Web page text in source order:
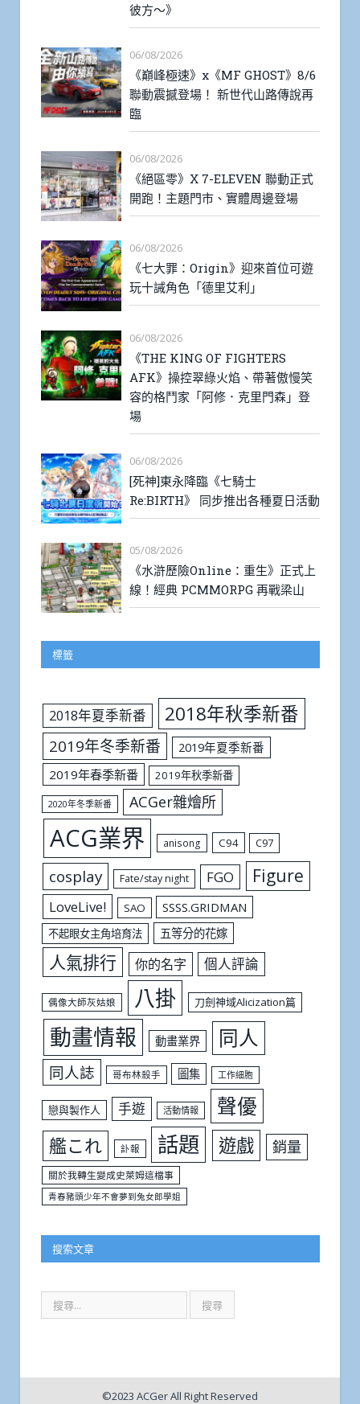
彼方～》
06/08/2026
《巔峰極速》x《MF GHOST》8/6
聯動震撼登場！ 新世代山路傳說再
臨
06/08/2026
《絕區零》X 7-ELEVEN 聯動正式
開跑！主題門市、實體周邊登場
06/08/2026
《七大罪：Origin》迎來首位可遊
玩十誡角色「德里艾利」
06/08/2026
《THE KING OF FIGHTERS
AFK》操控翠綠火焰、帶著傲慢笑
容的格鬥家「阿修．克里門森」登
場
06/08/2026
[死神]東永降臨《七騎士
Re:BIRTH》 同步推出各種夏日活動
05/08/2026
《水滸歷險Online：重生》正式上
線！經典 PCMMORPG 再戰梁山
標籤
2018年夏季新番 2018年秋季新番
2019年冬季新番
2019年夏季新番
2019年春季新番
2019年秋季新番
2020年冬季新番 ACGer雜燴所
ACG業界 anisong C94 C97
cosplay Fate/stay night FGO Figure
LoveLive! SAO SSSS.GRIDMAN
不起眼女主角培育法 五等分的花嫁
人氣排行 你的名字 個人評論
偶像大師灰姑娘 八掛 刀劍神域Alicization篇
動畫情報 動畫業界 同人
同人誌 哥布林殺手 圖集 工作細胞
戀與製作人 手遊 活動情報 聲優
艦これ 訃報 話題 遊戲 銷量
關於我轉生變成史萊姆這檔事
青春豬頭少年不會夢到兔女郎學姐
搜索文章
©2023 ACGer All Right Reserved